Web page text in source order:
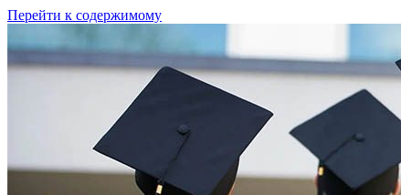
Перейти к содержимому